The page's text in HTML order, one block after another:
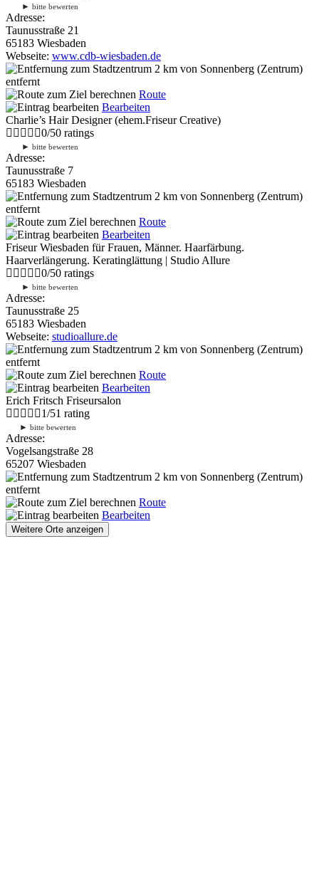
► bitte bewerten
Adresse:
Taunusstraße 21
65183 Wiesbaden
Webseite: www.cdb-wiesbaden.de
2 km von Sonnenberg (Zentrum)
entfernt
Route
Bearbeiten
Charlie’s Hair Designer (ehem.Friseur Creative)
0/50 ratings
► bitte bewerten
Adresse:
Taunusstraße 7
65183 Wiesbaden
2 km von Sonnenberg (Zentrum)
entfernt
Route
Bearbeiten
Friseur Wiesbaden für Frauen, Männer. Haarfärbung.
Haarverlängerung. Keratinglättung | Studio Allure
0/50 ratings
► bitte bewerten
Adresse:
Taunusstraße 25
65183 Wiesbaden
Webseite: studioallure.de
2 km von Sonnenberg (Zentrum)
entfernt
Route
Bearbeiten
Erich Fritsch Friseursalon
1/51 rating
► bitte bewerten
Adresse:
Vogelsangstraße 28
65207 Wiesbaden
2 km von Sonnenberg (Zentrum)
entfernt
Route
Bearbeiten
Weitere Orte anzeigen